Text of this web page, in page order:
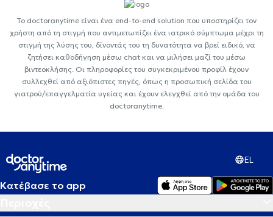
Το doctoranytime είναι ένα end-to-end solution που υποστηρίζει τον
χρήστη από τη στιγμή που αντιμετωπίζει ένα ιατρικό σύμπτωμα μέχρι τη
στιγμή της λύσης του, δίνοντάς του τη δυνατότητα να βρεί ειδικό, να
ζητήσει καθοδήγηση μέσω chat και να μιλήσει μαζί του μέσω
βιντεοκλήσης. Οι πληροφορίες του συγκεκριμένου προφίλ έχουν
συλλεχθεί από αξιόπιστες πηγές, όπως η προσωπική σελίδα του
γιατρού/επαγγελματία υγείας και έχουν ελεγχθεί από την ομάδα του
doctoranytime.
EL
Κατέβασε το app